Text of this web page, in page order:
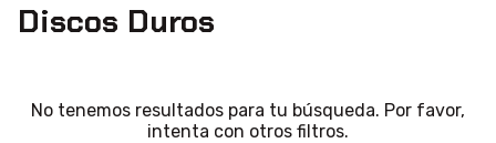
Discos Duros
No tenemos resultados para tu búsqueda. Por favor,
intenta con otros filtros.